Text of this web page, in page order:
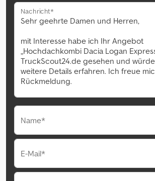
Nachricht*
Name*
E-Mail*